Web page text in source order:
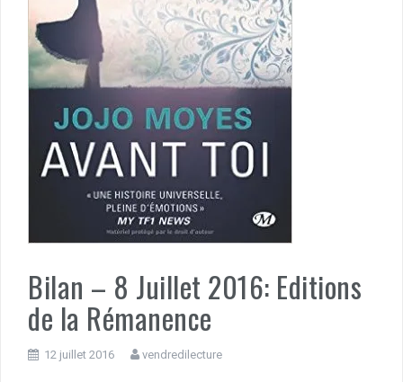
Bilan – 8 Juillet 2016: Editions
de la Rémanence
12 juillet 2016 vendredilecture